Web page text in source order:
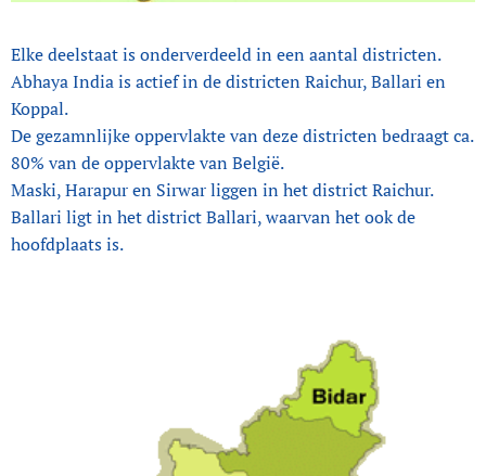
Elke deelstaat is onderverdeeld in een aantal districten.
Abhaya India is actief in de districten Raichur, Ballari en
Koppal.
De gezamnlijke oppervlakte van deze districten bedraagt ca.
80% van de oppervlakte van België.
Maski, Harapur en Sirwar liggen in het district Raichur.
Ballari ligt in het district Ballari, waarvan het ook de
hoofdplaats is.